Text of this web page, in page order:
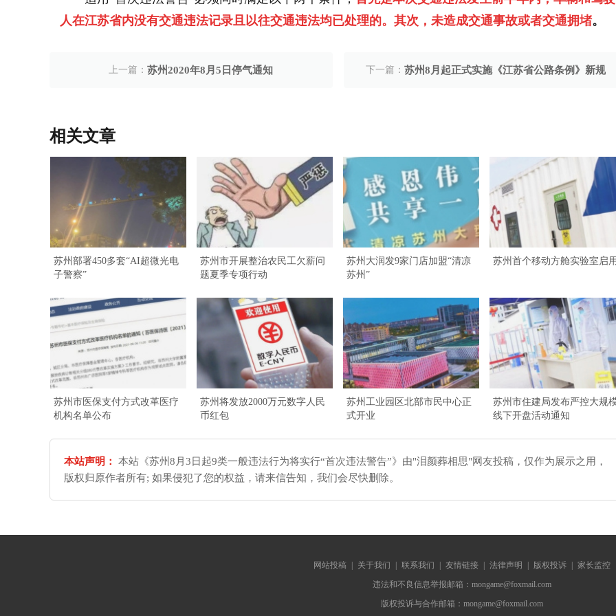
人在江苏省内没有交通违法记录且以往交通违法均已处理的。其次，未造成交通事故或者交通拥堵。
上一篇：苏州2020年8月5日停气通知 下一篇： 苏州8月起正式实施《江苏省公路条例》新规
相关文章
苏州部署450多套“AI超微光电
子警察”
苏州市开展整治农民工欠薪问
题夏季专项行动
苏州大润发9家门店加盟“清凉
苏州”
苏州首个移动方舱实验室启
苏州市医保支付方式改革医疗
机构名单公布
苏州将发放2000万元数字人民
币红包
苏州工业园区北部市民中心正
式开业
苏州市住建局发布严控大规
线下开盘活动通知
本站声明：
本站《苏州8月3日起9类一般违法行为将实行“首次违法警告”》由"泪颜葬相思"网友投稿，仅作为展示之用，
版权归原作者所有; 如果侵犯了您的权益，请来信告知，我们会尽快删除。
网站投稿 关于我们 联系我们 友情链接 法律声明 版权投诉
家长监控
违法和不良信息举报邮箱：mongame@foxmail.com
版权投诉与合作邮箱：mongame@foxmail.com